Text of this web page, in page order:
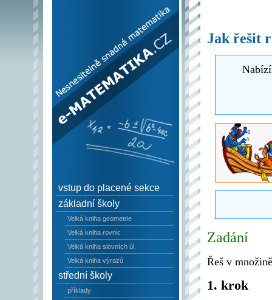
Nesnesitelně snadná
vstup do placené sekce
základní školy
Velká kniha geometrie
Velká kniha rovnic
Velká kniha slovních úl.
Velká kniha výrazů
střední školy
příklady
Jak řešit
Zadání
Řeš v
1. krok